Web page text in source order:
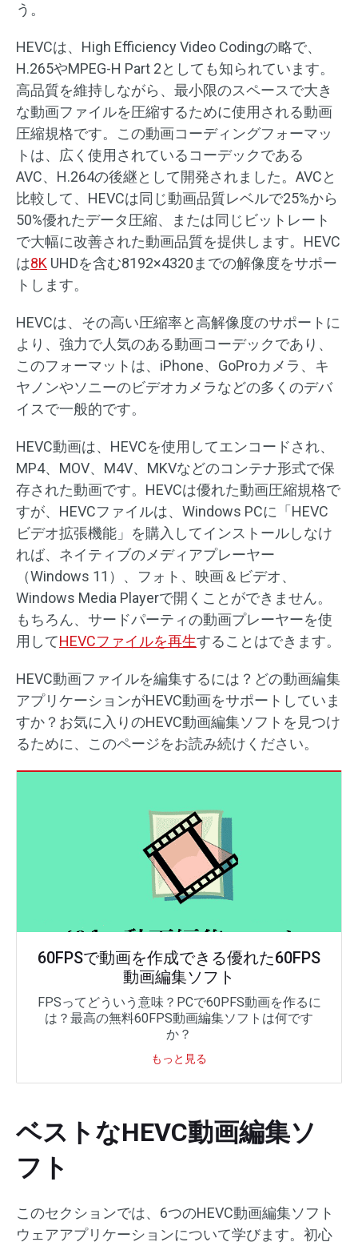
う。
HEVCは、High Efficiency Video Codingの略で、
H.265やMPEG-H Part 2としても知られています。
高品質を維持しながら、最小限のスペースで大き
な動画ファイルを圧縮するために使用される動画
圧縮規格です。この動画コーディングフォーマッ
トは、広く使用されているコーデックである
AVC、H.264の後継として開発されました。AVCと
比較して、HEVCは同じ動画品質レベルで25%から
50%優れたデータ圧縮、または同じビットレート
で大幅に改善された動画品質を提供します。HEVC
は8K UHDを含む8192×4320までの解像度をサポー
トします。
HEVCは、その高い圧縮率と高解像度のサポートに
より、強力で人気のある動画コーデックであり、
このフォーマットは、iPhone、GoProカメラ、キ
ヤノンやソニーのビデオカメラなどの多くのデバ
イスで一般的です。
HEVC動画は、HEVCを使用してエンコードされ、
MP4、MOV、M4V、MKVなどのコンテナ形式で保
存された動画です。HEVCは優れた動画圧縮規格で
すが、HEVCファイルは、Windows PCに「HEVC
ビデオ拡張機能」を購入してインストールしなけ
れば、ネイティブのメディアプレーヤー
（Windows 11）、フォト、映画＆ビデオ、
Windows Media Playerで開くことができません。
もちろん、サードパーティの動画プレーヤーを使
用してHEVCファイルを再生することはできます。
HEVC動画ファイルを編集するには？どの動画編集
アプリケーションがHEVC動画をサポートしていま
すか？お気に入りのHEVC動画編集ソフトを見つけ
るために、このページをお読み続けください。
60FPSで動画を作成できる優れた60FPS
動画編集ソフト
FPSってどういう意味？PCで60PFS動画を作るに
は？最高の無料60FPS動画編集ソフトは何です
か？
もっと見る
ベストなHEVC動画編集ソ
フト
このセクションでは、6つのHEVC動画編集ソフト
ウェアアプリケーションについて学びます。初心